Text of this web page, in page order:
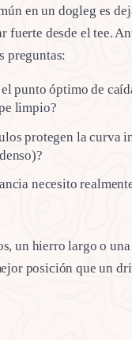
en un dogleg es
fuerte desde el tee.
preguntas:
punto óptimo de
limpio?
protegen la curva
necesito
un hierro largo o
posición que un